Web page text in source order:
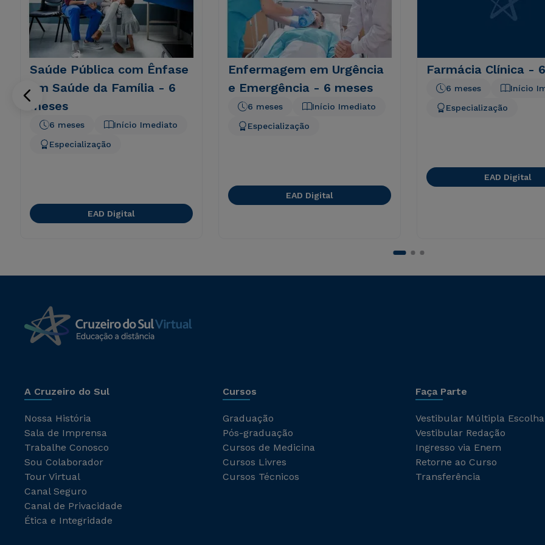
Saúde Pública com Ênfase
em Saúde da Família - 6
meses
Início Imediato
6 meses
Especialização
EAD Digital
Enfermagem em Urgência
e Emergência - 6 meses
Início Imediato
6 meses
Especialização
EAD Digital
Farmácia Clínica -
Início
6 meses
Especialização
EAD Digital
A Cruzeiro do Sul
Nossa História
Sala de Imprensa
Trabalhe Conosco
Sou Colaborador
Tour Virtual
Canal Seguro
Canal de Privacidade
Ética e Integridade
Cursos
Graduação
Pós-graduação
Cursos de Medicina
Cursos Livres
Cursos Técnicos
Faça Parte
Vestibular Múltipla Escolha
Vestibular Redação
Ingresso via Enem
Retorne ao Curso
Transferência